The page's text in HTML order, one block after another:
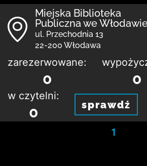
Miejska Biblioteka
Publiczna we
ul. Przechodnia 13
22-200 Włodawa
zarezerwowane:
0 0
w czytelni:
0 sprawdź
1